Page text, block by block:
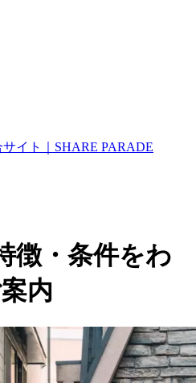
イト｜SHARE PARADE
徴・条件をわ
内